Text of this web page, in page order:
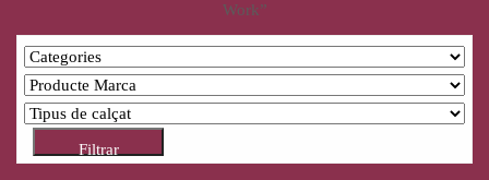
Work”
Filtrar